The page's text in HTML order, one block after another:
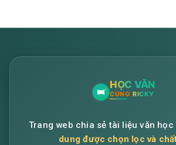
Trang web chia sẻ tài liệu văn học
dung được chọn lọc và